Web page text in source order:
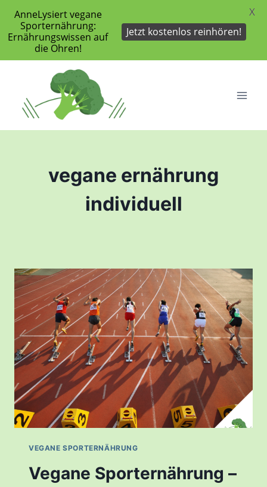
springen
vegane ernährung
individuell
VEGANE SPORTERNÄHRUNG
Vegane Sporternährung –
AnneLysiert vegane
Sporternährung:
Ernährungswissen auf
die Ohren!
Jetzt kostenlos reinhören!
X